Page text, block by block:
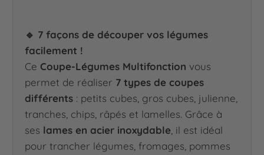
🔹 7 façons de découper vos légumes
facilement !
Ce Coupe-Légumes Multifonction vous
permet de réaliser 7 types de coupes
différents : petits cubes, gros cubes, julienne,
tranches, chips, râpés et lamelles. Grâce à
ses lames en acier inoxydable, il est idéal
pour trancher légumes, fromages, pommes